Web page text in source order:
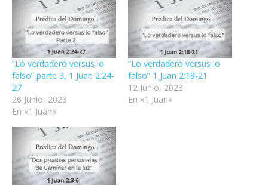
“Lo verdadero versus lo
falso” parte 3, 1 Juan 2:24-
27
26 Junio, 2023
En «1 Juan»
“Lo verdadero versus lo
falso” 1 Juan 2:18-21
12 Junio, 2023
En «1 Juan»